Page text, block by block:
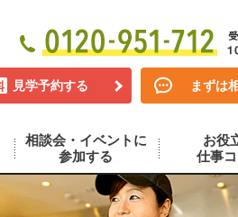
見学予約する まずは
相談会・イベントに
参加する
お役
仕事